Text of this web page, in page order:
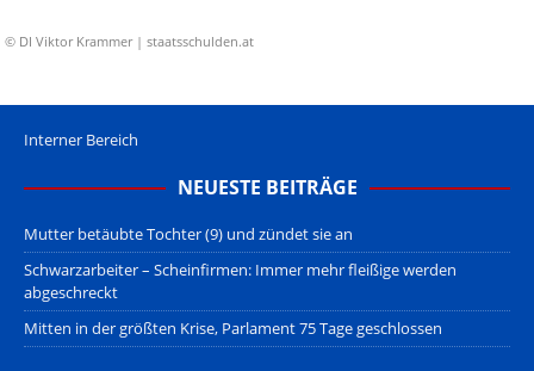
© DI Viktor Krammer | staatsschulden.at
Interner Bereich
NEUESTE BEITRÄGE
Mutter betäubte Tochter (9) und zündet sie an
Schwarzarbeiter – Scheinfirmen: Immer mehr fleißige werden
abgeschreckt
Mitten in der größten Krise, Parlament 75 Tage geschlossen